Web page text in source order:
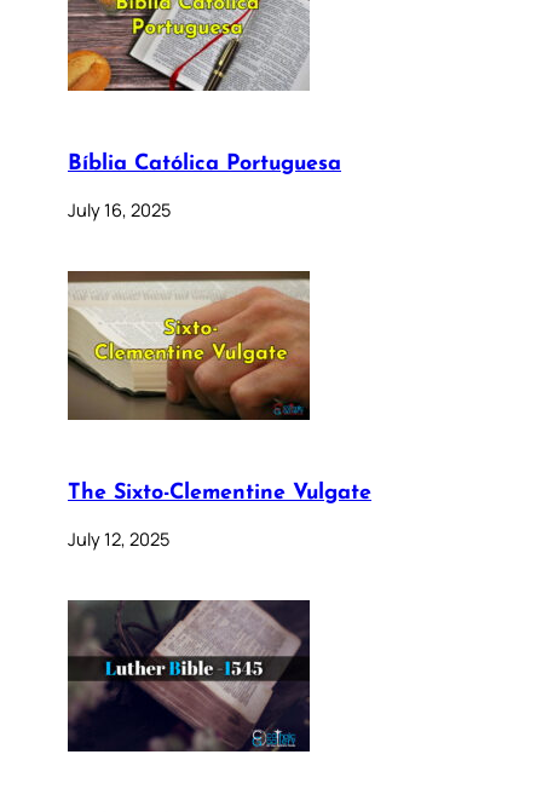
Bíblia Católica Portuguesa
July 16, 2025
The Sixto-Clementine Vulgate
July 12, 2025